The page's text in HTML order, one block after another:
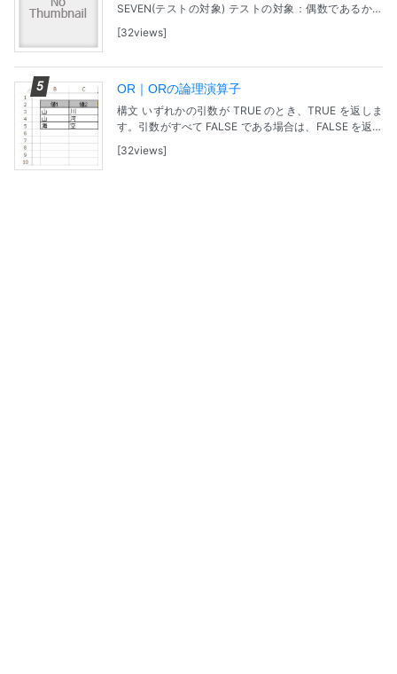
SEVEN(テストの対象) テストの対象：偶数であるかを
eiveで表示されます。ダウン...
32views
OR｜ORの論理演算子
構文 いずれかの引数が TRUE のとき、TRUE を返しま
す。引数がすべて FALSE である場合は、FALSE を返し
32views